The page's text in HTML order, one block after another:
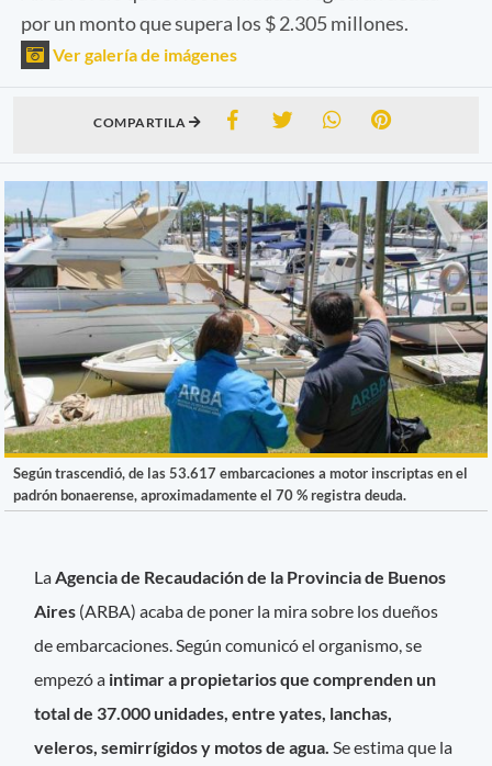
por un monto que supera los $ 2.305 millones.
Ver galería de imágenes
COMPARTILA
Según trascendió, de las 53.617 embarcaciones a motor inscriptas en el
padrón bonaerense, aproximadamente el 70 % registra deuda.
La Agencia de Recaudación de la Provincia de Buenos
Aires (ARBA) acaba de poner la mira sobre los dueños
de embarcaciones. Según comunicó el organismo, se
empezó a intimar a propietarios que comprenden un
total de 37.000 unidades, entre yates, lanchas,
veleros, semirrígidos y motos de agua. Se estima que la